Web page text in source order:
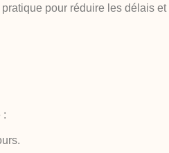
pour réduire les délais
: